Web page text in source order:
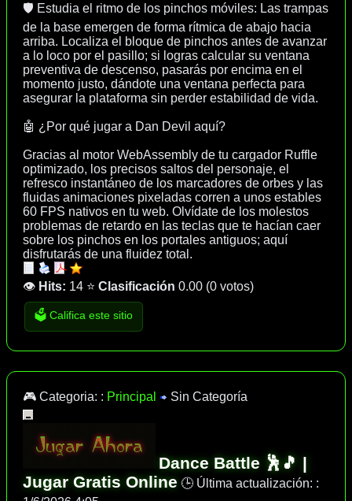
🛡️ Estudia el ritmo de los pinchos móviles: Las trampas
de la base emergen de forma rítmica de abajo hacia
arriba. Localiza el bloque de pinchos antes de avanzar
a lo loco por el pasillo; si logras calcular su ventana
preventiva de descenso, pasarás por encima en el
momento justo, dándote una ventana perfecta para
asegurar la plataforma sin perder estabilidad de vida.
🤖 ¿Por qué jugar a Dan Devil aquí?
Gracias al motor WebAssembly de tu cargador Ruffle
optimizado, los precisos saltos del personaje, el
refresco instantáneo de los marcadores de orbes y las
fluidas animaciones pixeladas corren a unos estables
60 FPS nativos en tu web. Olvídate de los molestos
problemas de retardo en las teclas que te hacían caer
sobre los pinchos en los portales antiguos; aquí
disfrutarás de una fluidez total.
👁️ Hits: 14 ⭐ Clasificación 0.00 (0 votos)
🗳️ Califica este sitio
🎮 Categoria: : Principal Sin Categoría
Dance Battle 🕺🎵 |
Jugar Gratis Online 🕒 Última actualización: :